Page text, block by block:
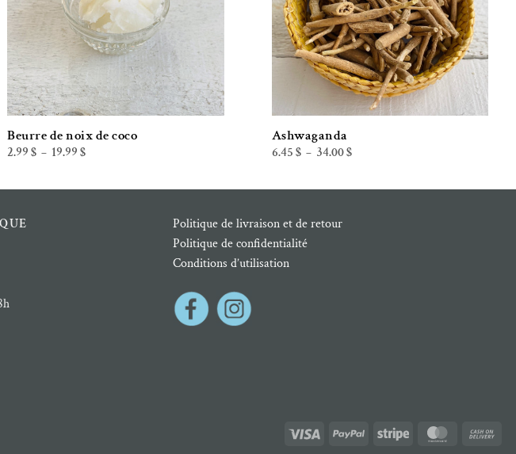
Beurre de noix de coco
2.99 $ – 19.99 $Plage
Ashwaganda
6.45 $ – 34.00$Plage
Politique de livraison et de retour
Politique de confidentialité
Conditions d’utilisation
Visa PayPal Stripe MasterCard